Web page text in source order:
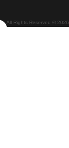
All Rights Reserved © 2026